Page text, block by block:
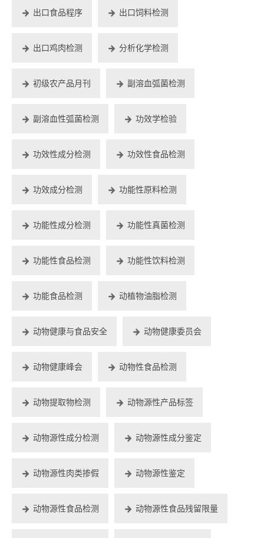
出口食品程序 出口饲料检测
出口鸡肉检测 分析化学检测
初级农产品月刊 副溶血弧菌检测
副溶血性弧菌检测 功效学检验
功效性成分检测 功效性食品检测
功效成分检测 功能性原料检测
功能性成分检测 功能性真菌检测
功能性食品检测 功能性饮料检测
功能食品检测 动植物油脂检测
动物健康与食品安全 动物健康委员会
动物健康峰会 动物性食品检测
动物提取物检测 动物源性产品标签
动物源性成分检测 动物源性成分鉴定
动物源性肉类掺假 动物源性鉴定
动物源性食品检测 动物源性食品残留限量